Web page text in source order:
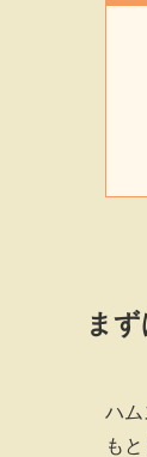
ま
ハム
も